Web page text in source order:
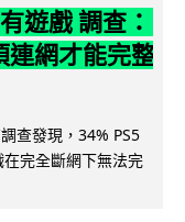
遊戲 調查：
網才能完整
查發現，34% PS5
完全斷網下無法完